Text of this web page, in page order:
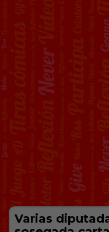
Varias